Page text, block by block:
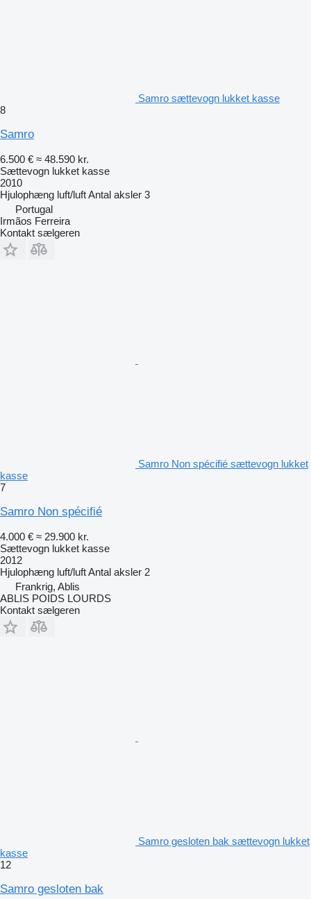
Samro sættevogn lukket kasse
8
Samro
6.500 € ≈ 48.590 kr.
Sættevogn lukket kasse
2010
Hjulophæng luft/luftAntal aksler 3
Portugal
Irmãos Ferreira
Kontakt sælgeren
Samro Non spécifié sættevogn lukket
kasse
7
Samro Non spécifié
4.000 € ≈ 29.900 kr.
Sættevogn lukket kasse
2012
Hjulophæng luft/luftAntal aksler 2
Frankrig, Ablis
ABLIS POIDS LOURDS
Kontakt sælgeren
Samro gesloten bak sættevogn lukket
kasse
12
Samro gesloten bak